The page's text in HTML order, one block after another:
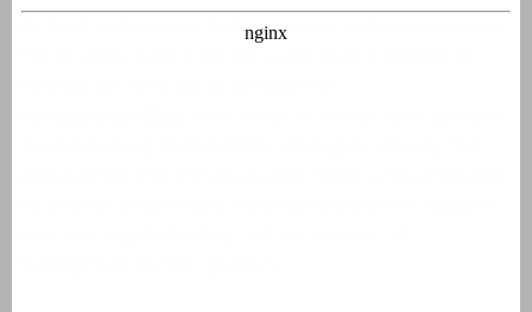
Paté de Pommes de Terrewordt wel eens verwarmd